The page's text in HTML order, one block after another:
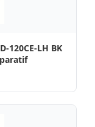
120CE-LH BK